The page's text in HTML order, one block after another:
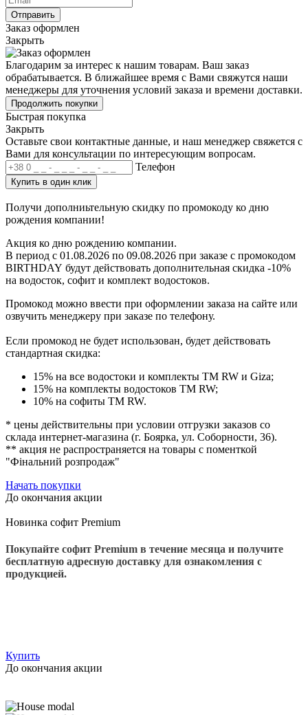
Отправить
Заказ оформлен
Закрыть
Благодарим за интерес к нашим товарам. Ваш заказ
обрабатывается. В ближайшее время с Вами свяжутся наши
менеджеры для уточнения условий заказа и времени доставки.
Продолжить покупки
Быстрая покупка
Закрыть
Оставьте свои контактные данные, и наш менеджер свяжется с
Вами для консультации по интересующим вопросам.
Телефон
Купить в один клик
Получи дополниьтельную скидку по промокоду ко дню
рождения компании!
Акция ко дню рождению компании.
В период с 01.08.2026 по 09.08.2026 при заказе с промокодом
BIRTHDAY будут действовать дополнительная скидка -10%
на водосток, софит и комплект водостоков.
Промокод можно ввести при оформлении заказа на сайте или
озвучить менеджеру при заказе по телефону.
Если промокод не будет использован, будет действовать
стандартная скидка:
15% на все водостоки и комплекты ТМ RW и Giza;
15% на комплекты водостоков ТМ RW;
10% на софиты ТМ RW.
* цены действительны при условии отгрузки заказов со
склада интернет-магазина (г. Боярка, ул. Соборности, 36).
** акция не распространяется на товары с поменткой
"Фінальний розпродаж"
Начать покупки
До окончания акции
Новинка софит Premium
Покупайте софит Premium в течение месяца и получите
бесплатную адресную доставку для ознакомления с
продукцией.
Купить
До окончания акции